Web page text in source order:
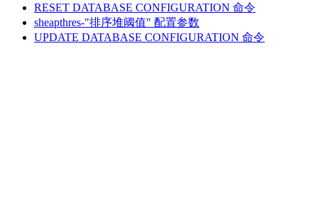
RESET DATABASE CONFIGURATION 命令
sheapthres-"排序堆阈值" 配置参数
UPDATE DATABASE CONFIGURATION 命令